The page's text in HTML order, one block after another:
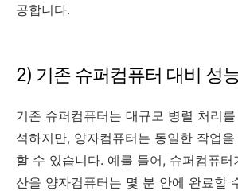
공합니다.
2) 기존 슈퍼컴퓨터 대비 성
기존 슈퍼컴퓨터는 대규모 병렬 처리
석하지만, 양자컴퓨터는 동일한 작업
할 수 있습니다. 예를 들어, 슈퍼컴퓨
산을 양자컴퓨터는 몇 분 안에 완료할